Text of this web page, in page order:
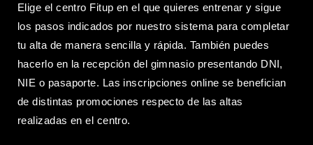
Elige el centro Fitup en el que quieres entrenar y sigue
los pasos indicados por nuestro sistema para completar
tu alta de manera sencilla y rápida. También puedes
hacerlo en la recepción del gimnasio presentando DNI,
NIE o pasaporte. Las inscripciones online se benefician
de distintas promociones respecto de las altas
realizadas en el centro.